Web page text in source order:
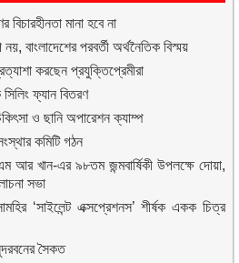
বিচারহীনতা মানা হবে না
নয়, বাংলাদেশের পরবর্তী অর্থনৈতিক বিস্ময়
করছেন প্রযুক্তিপ্রেমীরা
ফ্যান বিতরণ
ও ছানি অপারেশন ক্যাম্প
কমিটি গঠন
আর খান-এর ৯৮তম জন্মবার্ষিকী উপলক্ষে দোয়া,
সভা
‘সাইলেন্ট এক্সপ্রেশনস’ শীর্ষক একক চিত্র
সৈকত